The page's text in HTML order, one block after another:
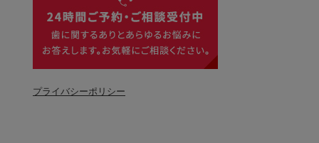
プライバシーポリシー